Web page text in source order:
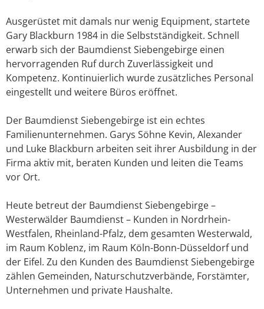
Ausgerüstet mit damals nur wenig Equipment, startete
Gary Blackburn 1984 in die Selbstständigkeit. Schnell
erwarb sich der Baumdienst Siebengebirge einen
hervorragenden Ruf durch Zuverlässigkeit und
Kompetenz. Kontinuierlich wurde zusätzliches Personal
eingestellt und weitere Büros eröffnet.
Der Baumdienst Siebengebirge ist ein echtes
Familienunternehmen. Garys Söhne Kevin, Alexander
und Luke Blackburn arbeiten seit ihrer Ausbildung in der
Firma aktiv mit, beraten Kunden und leiten die Teams
vor Ort.
Heute betreut der Baumdienst Siebengebirge –
Westerwälder Baumdienst – Kunden in Nordrhein-
Westfalen, Rheinland-Pfalz, dem gesamten Westerwald,
im Raum Koblenz, im Raum Köln-Bonn-Düsseldorf und
der Eifel. Zu den Kunden des Baumdienst Siebengebirge
zählen Gemeinden, Naturschutzverbände, Forstämter,
Unternehmen und private Haushalte.